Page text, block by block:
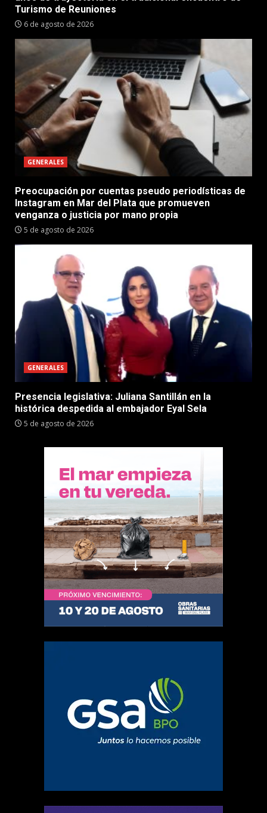
Turismo de Reuniones
6 de agosto de 2026
GENERALES
Preocupación por cuentas pseudo periodísticas de
Instagram en Mar del Plata que promueven
venganza o justicia por mano propia
5 de agosto de 2026
GENERALES
Presencia legislativa: Juliana Santillán en la
histórica despedida al embajador Eyal Sela
5 de agosto de 2026